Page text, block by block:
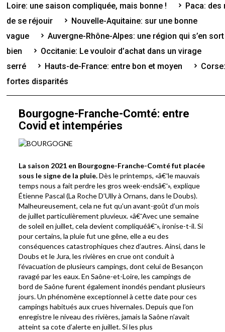
Loire: une saison compliquée, mais bonne !
Paca: des
de se réjouir
Nouvelle-Aquitaine: sur une bonne
vague
Auvergne-Rhône-Alpes: une région qui s’en sort
bien
Occitanie: Le vouloir d’achat dans un virage
serré
Hauts-de-France: entre bon et moyen
fortes disparités
Bourgogne-Franche-Comté: entre
Covid et intempéries
La saison 2021 en Bourgogne-Franche-Comté fut placée
sous le signe de la pluie.Dès le printemps, «â€¯le mauvais
temps nous a fait perdre les gros week-endsâ€¯», explique
Étienne Pascal (La Roche D’Ully à Ornans, dans le Doubs).
Malheureusement, cela ne fut qu’un avant-goût d’un mois
de juillet particulièrement pluvieux. «â€¯Avec une semaine
de soleil en juillet, cela devient compliquéâ€¯», ironise-t-il. Si
pour certains, la pluie fut une gêne, elle a eu des
conséquences catastrophiques chez d’autres. Ainsi, dans le
Doubs et le Jura, les rivières en crue ont conduit à
l’évacuation de plusieurs campings, dont celui de Besançon
ravagé par les eaux. En Saône-et-Loire, les campings de
bord de Saône furent également inondés pendant plusieurs
jours. Un phénomène exceptionnel à cette date pour ces
campings habitués aux crues hivernales. Depuis que l’on
enregistre le niveau des rivières, jamais la Saône n’avait
atteint sa cote d’alerte en juillet. Si les plus